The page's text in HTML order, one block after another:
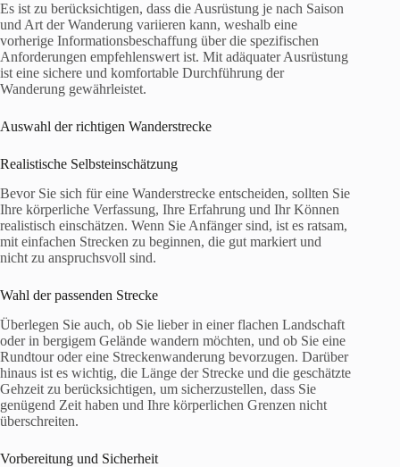
Es ist zu berücksichtigen, dass die Ausrüstung je nach Saison
und Art der Wanderung variieren kann, weshalb eine
vorherige Informationsbeschaffung über die spezifischen
Anforderungen empfehlenswert ist. Mit adäquater Ausrüstung
ist eine sichere und komfortable Durchführung der
Wanderung gewährleistet.
Auswahl der richtigen Wanderstrecke
Realistische Selbsteinschätzung
Bevor Sie sich für eine Wanderstrecke entscheiden, sollten Sie
Ihre körperliche Verfassung, Ihre Erfahrung und Ihr Können
realistisch einschätzen. Wenn Sie Anfänger sind, ist es ratsam,
mit einfachen Strecken zu beginnen, die gut markiert und
nicht zu anspruchsvoll sind.
Wahl der passenden Strecke
Überlegen Sie auch, ob Sie lieber in einer flachen Landschaft
oder in bergigem Gelände wandern möchten, und ob Sie eine
Rundtour oder eine Streckenwanderung bevorzugen. Darüber
hinaus ist es wichtig, die Länge der Strecke und die geschätzte
Gehzeit zu berücksichtigen, um sicherzustellen, dass Sie
genügend Zeit haben und Ihre körperlichen Grenzen nicht
überschreiten.
Vorbereitung und Sicherheit